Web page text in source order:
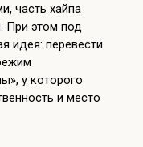
часть хайпа
При этом под
идея: перевести
у которого
и место